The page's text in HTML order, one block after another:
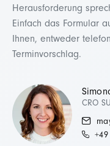
Herausforderung
Einfach das Formular
Ihnen, entweder
Terminvorschlag.
CRO